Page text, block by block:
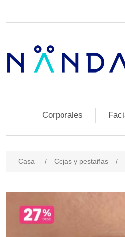
Corporales
Casa / Cejas y pestañas /